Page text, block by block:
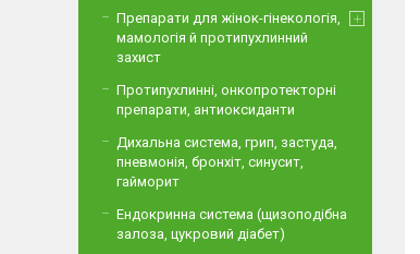
Препарати для жінок-гінекологія,
мамологія й протипухлинний
захист
Протипухлинні, онкопротекторні
препарати, антиоксиданти
Дихальна система, грип, застуда,
пневмонія, бронхіт, синусит,
гайморит
Ендокринна система (щизоподібна
залоза, цукровий діабет)